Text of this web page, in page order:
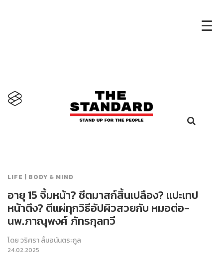
☰
LIFE | BODY & MIND
อายุ 15 จิ้มหน้า? ชีตมาสก์สิ้นเปลือง? แปะเทป
หน้าตึง? ตีแผ่ทุกวิธีอัปผิวสวยกับ หมอต่อ-
นพ.ภาณุพงศ์ ภัทรกุลทวี
โดยวริศรา ลิ้มอนันตระกูล
24.02.2025